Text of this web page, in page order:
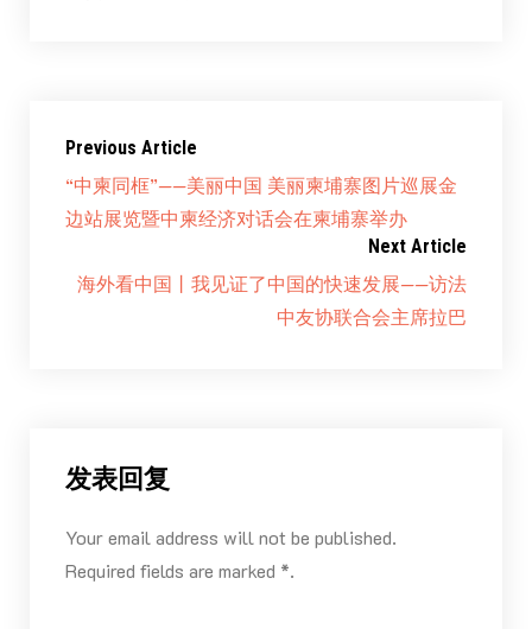
Previous Article
“中柬同框”——美丽中国 美丽柬埔寨图片巡展金
边站展览暨中柬经济对话会在柬埔寨举办
Next Article
海外看中国丨我见证了中国的快速发展——访法
中友协联合会主席拉巴
发表回复
Your email address will not be published.
Required fields are marked *.